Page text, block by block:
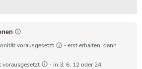
vorausgesetzt
- erst erhalten, dann
vorausgesetzt
- in 3, 6, 12 oder 24